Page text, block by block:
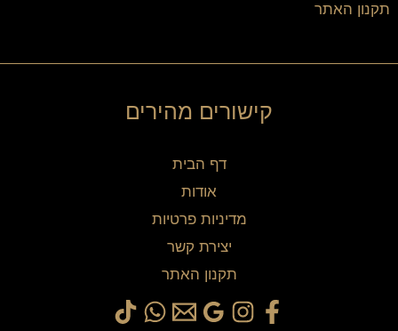
תקנון האתר
קישורים מהירים
דף הבית
אודות
מדיניות פרטיות
יצירת קשר
תקנון האתר